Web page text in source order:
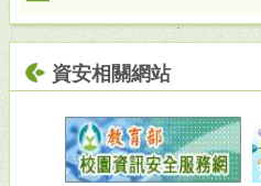
資安相關網站